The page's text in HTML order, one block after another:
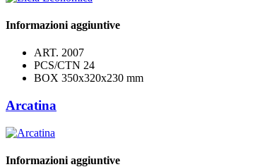
Informazioni aggiuntive
ART. 2007
PCS/CTN 24
BOX 350x320x230 mm
Arcatina
Informazioni aggiuntive